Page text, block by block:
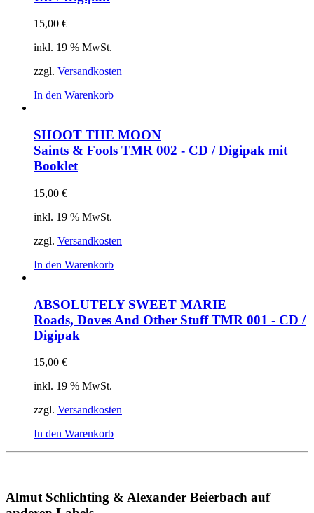
15,00 €
inkl. 19 % MwSt.
zzgl. Versandkosten
In den Warenkorb
SHOOT THE MOON
Saints & Fools TMR 002 - CD / Digipak mit
Booklet
15,00 €
inkl. 19 % MwSt.
zzgl. Versandkosten
In den Warenkorb
ABSOLUTELY SWEET MARIE
Roads, Doves And Other StuffTMR 001 - CD /
Digipak
15,00 €
inkl. 19 % MwSt.
zzgl. Versandkosten
In den Warenkorb
Almut Schlichting & Alexander Beierbach auf